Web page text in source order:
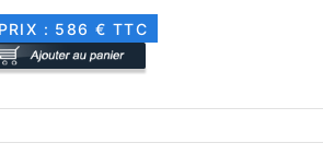
: 586 € TTC